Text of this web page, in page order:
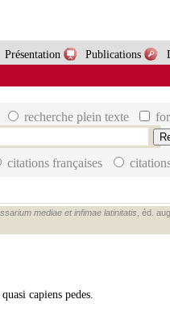
Publications
Présentation
recherche plein texte
citations françaises
mediae et infimae latinitatis , éd.
capiens pedes.